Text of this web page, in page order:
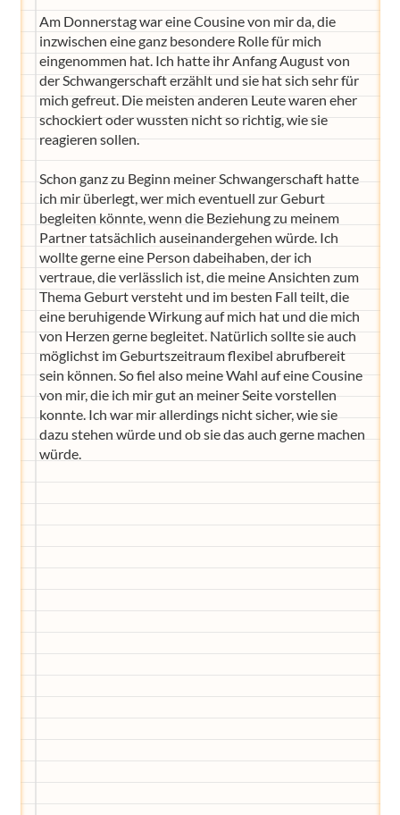
Am Donnerstag war eine Cousine von mir da, die
inzwischen eine ganz besondere Rolle für mich
eingenommen hat. Ich hatte ihr Anfang August von
der Schwangerschaft erzählt und sie hat sich sehr für
mich gefreut. Die meisten anderen Leute waren eher
schockiert oder wussten nicht so richtig, wie sie
reagieren sollen.
Schon ganz zu Beginn meiner Schwangerschaft hatte
ich mir überlegt, wer mich eventuell zur Geburt
begleiten könnte, wenn die Beziehung zu meinem
Partner tatsächlich auseinandergehen würde. Ich
wollte gerne eine Person dabeihaben, der ich
vertraue, die verlässlich ist, die meine Ansichten zum
Thema Geburt versteht und im besten Fall teilt, die
eine beruhigende Wirkung auf mich hat und die mich
von Herzen gerne begleitet. Natürlich sollte sie auch
möglichst im Geburtszeitraum flexibel abrufbereit
sein können. So fiel also meine Wahl auf eine Cousine
von mir, die ich mir gut an meiner Seite vorstellen
konnte. Ich war mir allerdings nicht sicher, wie sie
dazu stehen würde und ob sie das auch gerne machen
würde.